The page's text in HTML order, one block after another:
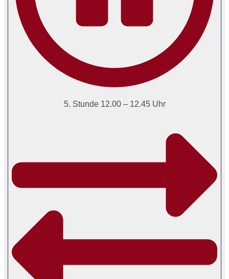
5. Stunde 12.00 – 12.45 Uhr